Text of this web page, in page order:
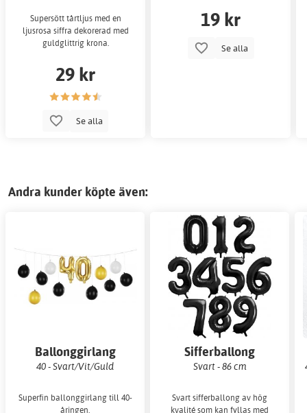
Supersött tårtljus med en
ljusrosa siffra dekorerad med
guldglittrig krona.
29 kr
Se alla
19 kr
Se alla
Andra kunder köpte även:
Ballonggirlang
40 - Svart/Vit/Guld
Superfin ballonggirlang till 40-
åringen.
Sifferballong
Svart - 86 cm
Svart sifferballong av hög
kvalité som kan fyllas med